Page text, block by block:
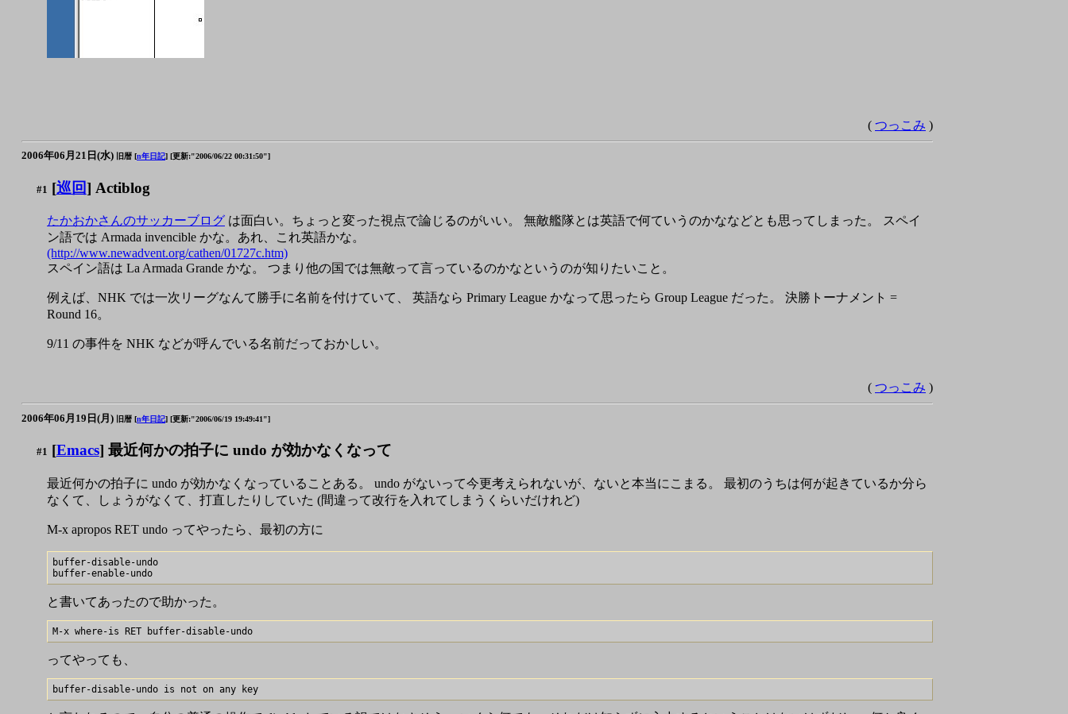
( つっこみ )
2006年06月21日(水) 旧暦 [n年日記] [更新:"2006/06/22 00:31:50"]
#1 [巡回] Actiblog
たかおかさんのサッカーブログ は面白い。ちょっと変った視点で論じるのがいい。 無敵艦隊とは英語で何ていうのかななどとも思ってしまった。 スペイ
ン語では Armada invencible かな。あれ、これ英語かな。
(http://www.newadvent.org/cathen/01727c.htm)
スペイン語は La Armada Grande かな。 つまり他の国では無敵って言っているのかなというのが知りたいこと。
例えば、NHK では一次リーグなんて勝手に名前を付けていて、 英語なら Primary League かなって思ったら Group League だった。 決勝トーナメント =
Round 16。
9/11 の事件を NHK などが呼んでいる名前だっておかしい。
( つっこみ )
2006年06月19日(月) 旧暦 [n年日記] [更新:"2006/06/19 19:49:41"]
#1 [Emacs] 最近何かの拍子に undo が効かなくなって
最近何かの拍子に undo が効かなくなっていることある。 undo がないって今更考えられないが、ないと本当にこまる。 最初のうちは何が起きているか分ら
なくて、しょうがなくて、打直したりしていた (間違って改行を入れてしまうくらいだけれど)
M-x apropos RET undo ってやったら、最初の方に
buffer-disable-undo
と書いてあったので助かった。
ってやっても、